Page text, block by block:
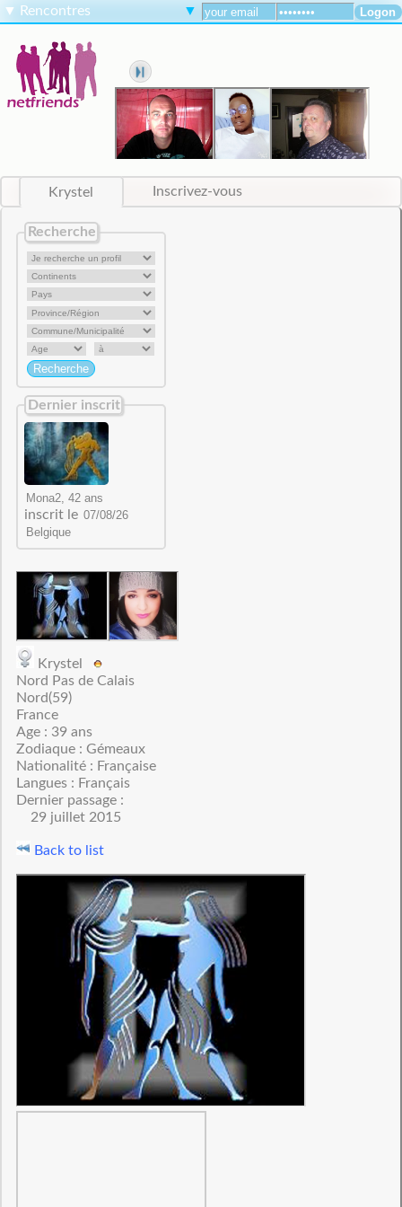
▼ Rencontres ▼
Krystel Inscrivez-vous
Recherche
Dernier inscrit
inscrit le
Krystel
Nord Pas de Calais
Nord(59)
France
Age : 39 ans
Zodiaque : Gémeaux
Nationalité : Française
Langues : Français
Dernier passage :
29 juillet 2015
Back to list